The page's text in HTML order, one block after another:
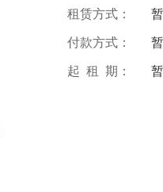
租赁方式：
付款方式：
起 租 期：